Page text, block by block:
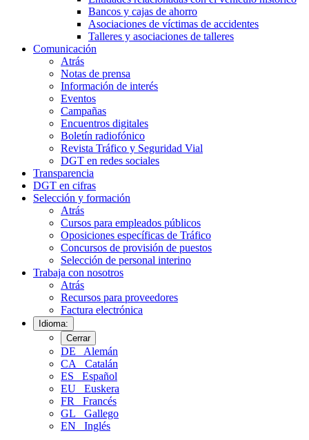
Bancos y cajas de ahorro
Asociaciones de víctimas de accidentes
Talleres y asociaciones de talleres
Comunicación
Atrás
Notas de prensa
Información de interés
Eventos
Campañas
Encuentros digitales
Boletín radiofónico
Revista Tráfico y Seguridad Vial
DGT en redes sociales
Transparencia
DGT en cifras
Selección y formación
Atrás
Cursos para empleados públicos
Oposiciones específicas de Tráfico
Concursos de provisión de puestos
Selección de personal interino
Trabaja con nosotros
Atrás
Recursos para proveedores
Factura electrónica
Idioma:
Cerrar
DE
Alemán
CA
Catalán
ES
Español
EU
Euskera
FR
Francés
GL
Gallego
EN
Inglés